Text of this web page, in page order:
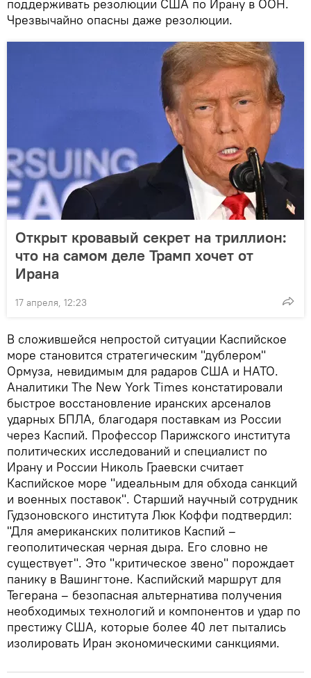
поддерживать резолюции США по Ирану в ООН.
Чрезвычайно опасны даже резолюции.
Открыт кровавый секрет на триллион:
что на самом деле Трамп хочет от
Ирана
17 апреля, 12:23
В сложившейся непростой ситуации Каспийское
море становится стратегическим "дублером"
Ормуза, невидимым для радаров США и НАТО.
Аналитики The New York Times констатировали
быстрое восстановление иранских арсеналов
ударных БПЛА, благодаря поставкам из России
через Каспий. Профессор Парижского института
политических исследований и специалист по
Ирану и России Николь Граевски считает
Каспийское море "идеальным для обхода санкций
и военных поставок". Старший научный сотрудник
Гудзоновского института Люк Коффи подтвердил:
"Для американских политиков Каспий –
геополитическая черная дыра. Его словно не
существует". Это "критическое звено" порождает
панику в Вашингтоне. Каспийский маршрут для
Тегерана – безопасная альтернатива получения
необходимых технологий и компонентов и удар по
престижу США, которые более 40 лет пытались
изолировать Иран экономическими санкциями.